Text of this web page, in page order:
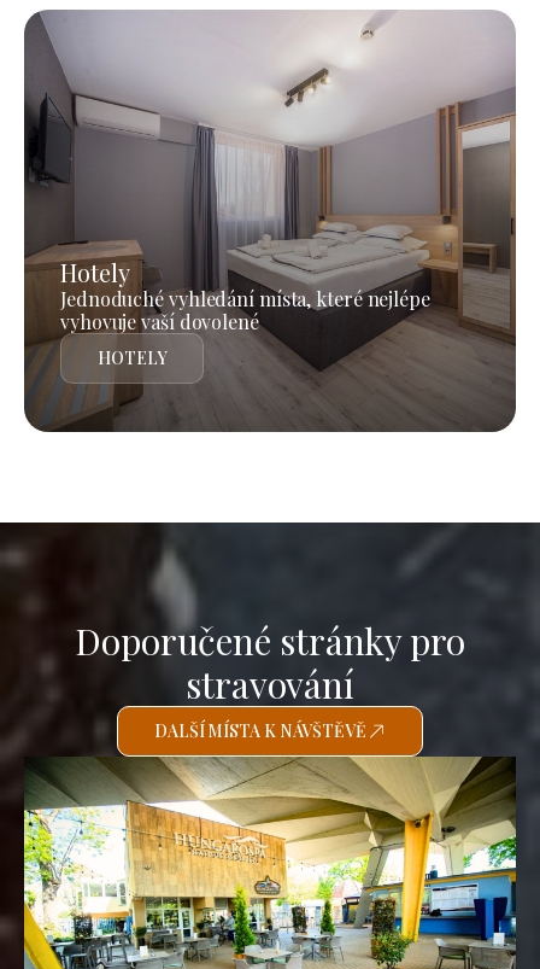
Hotely
Jednoduché vyhledání místa, které nejlépe
vyhovuje vaší dovolené
HOTELY
Doporučené stránky pro
stravování
DALŠÍ MÍSTA K NÁVŠTĚVĚ